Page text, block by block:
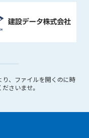
、ファイルを開くのに時
さいませ。
当する、またはその
きるものとします。
禁止事項に該当する
要と判断した場合
合